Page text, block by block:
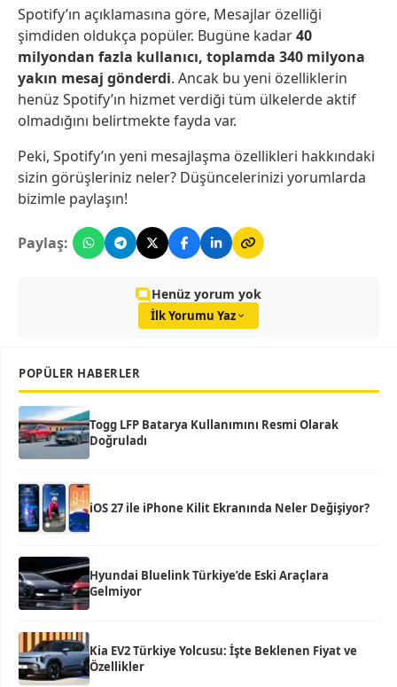
Spotify’ın açıklamasına göre, Mesajlar özelliği
şimdiden oldukça popüler. Bugüne kadar40
milyondan fazla kullanıcı, toplamda 340 milyona
yakın mesaj gönderdi. Ancak bu yeni özelliklerin
henüz Spotify’ın hizmet verdiği tüm ülkelerde aktif
olmadığını belirtmekte fayda var.
Peki, Spotify’ın yeni mesajlaşma özellikleri hakkındaki
sizin görüşleriniz neler? Düşüncelerinizi yorumlarda
bizimle paylaşın!
Paylaş:
Henüz yorum yok
İlk Yorumu Yaz
POPÜLER HABERLER
Togg LFP Batarya Kullanımını Resmi Olarak
Doğruladı
iOS 27 ile iPhone Kilit Ekranında Neler Değişiyor?
Hyundai Bluelink Türkiye’de Eski Araçlara
Gelmiyor
Kia EV2 Türkiye Yolcusu: İşte Beklenen Fiyat ve
Özellikler